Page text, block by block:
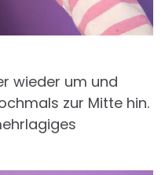
wieder um und
zur Mitte hin.